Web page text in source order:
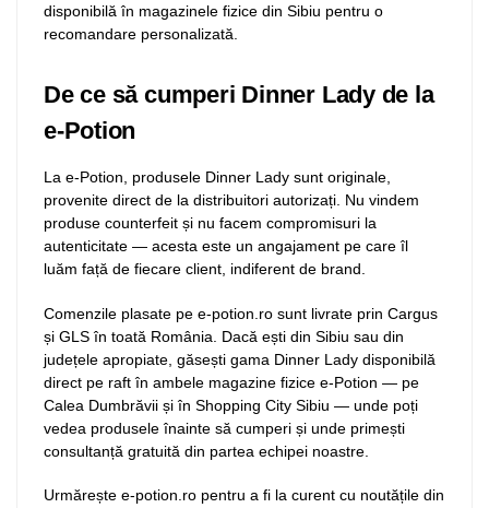
disponibilă în magazinele fizice din Sibiu pentru o
recomandare personalizată.
De ce să cumperi Dinner Lady de la
e-Potion
La e-Potion, produsele Dinner Lady sunt originale,
provenite direct de la distribuitori autorizați. Nu vindem
produse counterfeit și nu facem compromisuri la
autenticitate — acesta este un angajament pe care îl
luăm față de fiecare client, indiferent de brand.
Comenzile plasate pe e-potion.ro sunt livrate prin Cargus
și GLS în toată România. Dacă ești din Sibiu sau din
județele apropiate, găsești gama Dinner Lady disponibilă
direct pe raft în ambele magazine fizice e-Potion — pe
Calea Dumbrăvii și în Shopping City Sibiu — unde poți
vedea produsele înainte să cumperi și unde primești
consultanță gratuită din partea echipei noastre.
Urmărește e-potion.ro pentru a fi la curent cu noutățile din